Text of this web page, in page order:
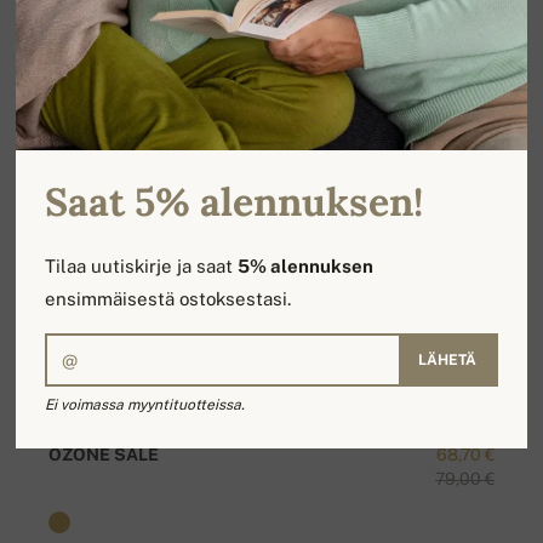
68,70 €
79,00 €
OZONE SALE
Saat 5% alennuksen!
Tilaa uutiskirje ja saat5% alennuksen
ensimmäisestä ostoksestasi.
LÄHETÄ
Ei voimassa myyntituotteissa.